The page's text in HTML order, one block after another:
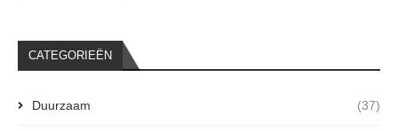
CATEGORIEËN
Duurzaam (37)